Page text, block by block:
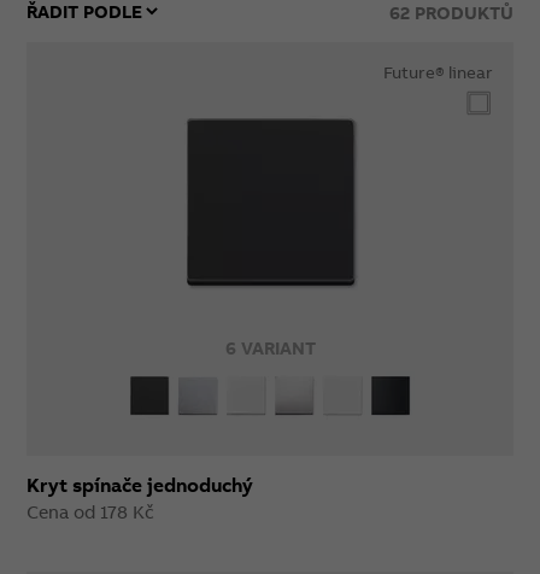
62PRODUKTŮ
6 VARIANT
Future® linear
Kryt spínače jednoduchý
Cena od 178 Kč